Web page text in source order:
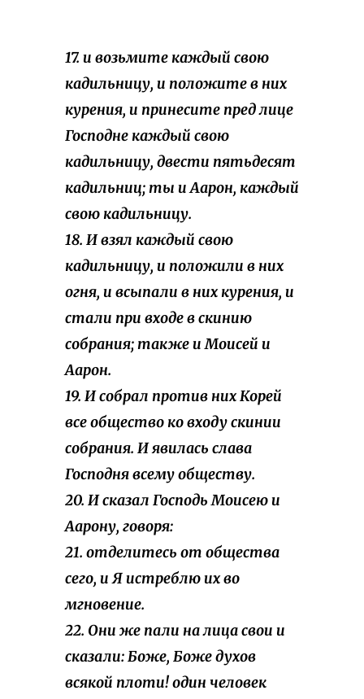
17. и возьмите каждый свою
кадильницу, и положите в них
курения, и принесите пред лице
Господне каждый свою
кадильницу, двести пятьдесят
кадильниц; ты и Аарон, каждый
свою кадильницу.
18. И взял каждый свою
кадильницу, и положили в них
огня, и всыпали в них курения, и
стали при входе в скинию
собрания; также и Моисей и
Аарон.
19. И собрал против них Корей
все общество ко входу скинии
собрания. И явилась слава
Господня всему обществу.
20. И сказал Господь Моисею и
Аарону, говоря:
21. отделитесь от общества
сего, и Я истреблю их во
мгновение.
22. Они же пали на лица свои и
сказали: Боже, Боже духов
всякой плоти! один человек